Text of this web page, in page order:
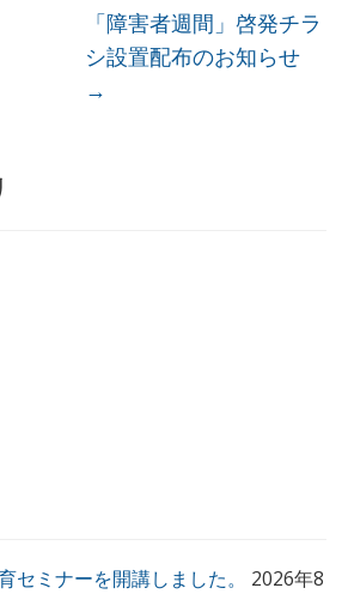
セミナーを開講しました。
2026年8
「障害者週間」啓発チラ
シ設置配布のお知らせ
→